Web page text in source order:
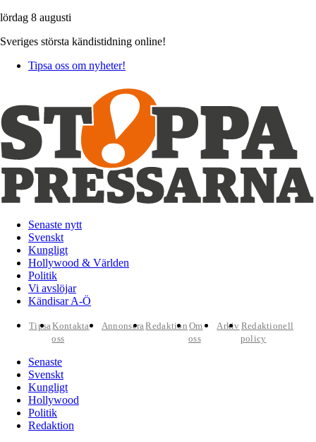
lördag 8 augusti
Sveriges största kändistidning online!
Tipsa oss om nyheter!
Senaste nytt
Svenskt
Kungligt
Hollywood & Världen
Politik
Vi avslöjar
Kändisar A-Ö
TipsaKontakta
oss
AnnonseraRedaktion Om
oss
Arkiv Redaktionell
policy
Senaste
Svenskt
Kungligt
Hollywood
Politik
Redaktion